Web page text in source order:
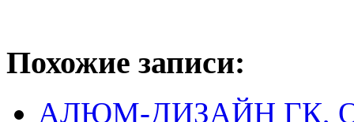
Похожие записи:
АЛЮМ-ДИЗАЙН ГК,